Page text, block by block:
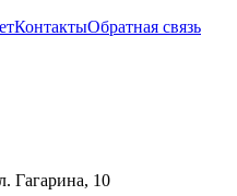
КонтактыОбратная связь
Гагарина, 10